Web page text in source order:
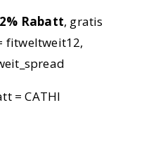
Rabatt, gratis
fitweltweit12,
= CATHI